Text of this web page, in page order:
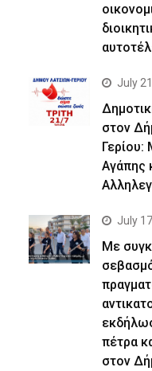
July
στον
Γερίου:
Αγάπης
July
Με
πέτρα
στον